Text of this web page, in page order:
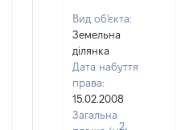
Вид об'єкта:
Земельна
ділянка
Дата набуття
права:
15.02.2008
Загальна
2